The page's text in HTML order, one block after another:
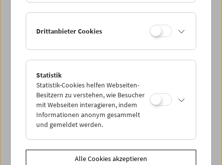
Treibgut: Ivan und seine Brüder Filme der
Familie Illich 1936-42
Drittanbieter Cookies
Statistik
Statistik-Cookies helfen Webseiten-
Besitzern zu verstehen, wie Besucher
mit Webseiten interagieren, indem
Informationen anonym gesammelt
und gemeldet werden.
Alle Cookies akzeptieren